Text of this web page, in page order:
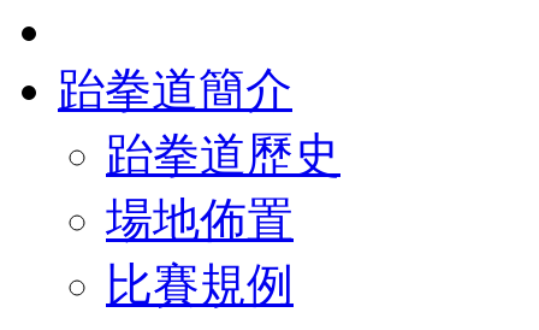
跆拳道簡介
跆拳道歷史
場地佈置
比賽規例